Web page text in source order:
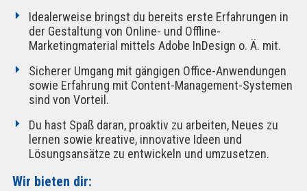
Idealerweise bringst du bereits erste Erfahrungen in
der Gestaltung von Online- und Offline-
Marketingmaterial mittels Adobe InDesign o. Ä. mit.
Sicherer Umgang mit gängigen Office-Anwendungen
sowie Erfahrung mit Content-Management-Systemen
sind von Vorteil.
Du hast Spaß daran, proaktiv zu arbeiten, Neues zu
lernen sowie kreative, innovative Ideen und
Lösungsansätze zu entwickeln und umzusetzen.
Wir bieten dir: